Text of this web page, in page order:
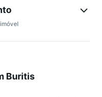
e lavabo.
Buritis